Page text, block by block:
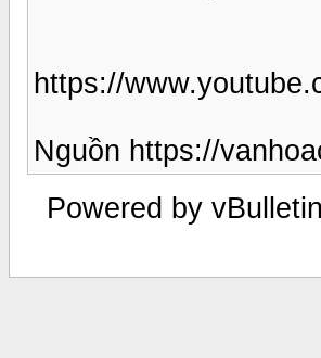
https://
Nguồn https://
Powered by